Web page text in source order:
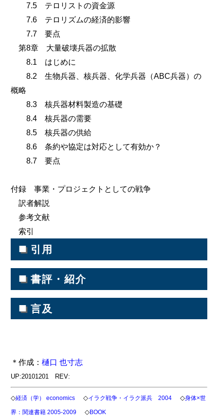
7.5 テロリストの資金源
7.6 テロリズムの経済的影響
7.7 要点
第8章 大量破壊兵器の拡散
8.1 はじめに
8.2 生物兵器、核兵器、化学兵器（ABC兵器）の
概略
8.3 核兵器材料製造の基礎
8.4 核兵器の需要
8.5 核兵器の供給
8.6 条約や協定は対応として有効か？
8.7 要点
付録 事業・プロジェクトとしての戦争
訳者解説
参考文献
索引
■ 引用
■ 書評・紹介
■ 言及
＊作成：樋口 也寸志
UP:20101201 REV:
◇経済（学） economics ◇イラク戦争・イラク派兵 2004 ◇身体×世
界：関連書籍 2005-2009 ◇BOOK